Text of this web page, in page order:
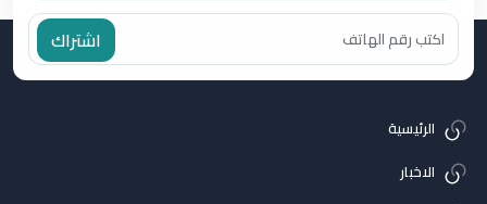
اشتراك
الرئيسية
الاخبار